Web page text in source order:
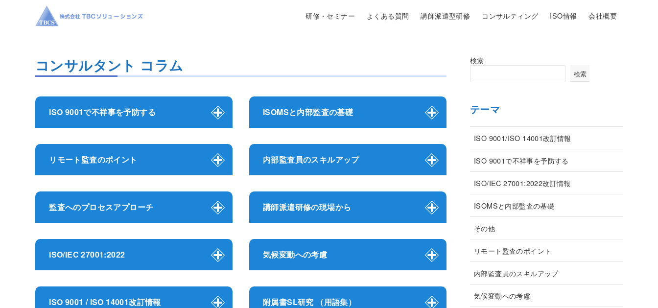
研修・セミナー よくある質問 講師派遣型研修 コンサルティング ISO情報 会社概要
コンサルタント コラム
ISO 9001で不祥事を予防する ISOMSと内部監査の基礎
リモート監査のポイント 内部監査員のスキルアップ
監査へのプロセスアプローチ 講師派遣研修の現場から
ISO/IEC 27001:2022 気候変動への考慮
ISO 9001 / ISO 14001改訂情報 附属書SL研究 （用語集）
検索
検索
テーマ
ISO 9001/ISO 14001改訂情報
ISO 9001で不祥事を予防する
ISO/IEC 27001:2022改訂情報
ISOMSと内部監査の基礎
その他
リモート監査のポイント
内部監査員のスキルアップ
気候変動への考慮